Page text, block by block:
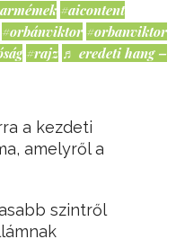
#aicontent
#orbánviktor #orbanviktor
#rajz ♬ eredeti hang –
a kezdeti
amelyről a
szintről